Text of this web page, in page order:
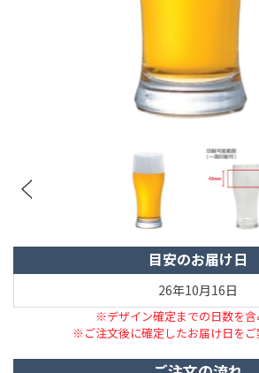
目安のお届け日
26年10月16日
※デザイン確定までの日数を含
※ご注文後に確定したお届け日をご